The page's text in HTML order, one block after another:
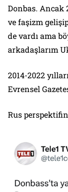
Donbas. Ancak
ve faşizm
de vardı ama
arkadaşlarım
2014-2022
Evrensel
Rus